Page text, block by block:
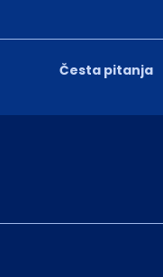
Česta pitanja